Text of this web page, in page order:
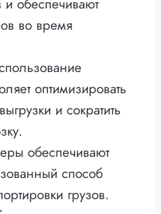
обеспечивают
во время
оптимизировать
и сократить
обеспечивают
способ
грузов.